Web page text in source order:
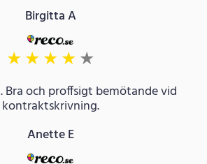
Birgitta A
★★★★★
Bra och proffsigt bemötande vid
kontraktskrivning.
Anette E